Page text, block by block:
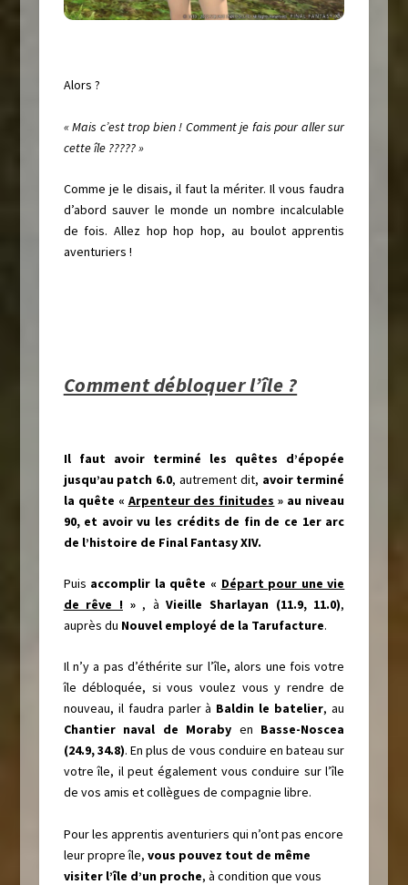
Alors ?
« Mais c’est trop bien ! Comment je fais pour aller sur
cette île ????? »
Comme je le disais, il faut la mériter. Il vous faudra
d’abord sauver le monde un nombre incalculable
de fois. Allez hop hop hop, au boulot apprentis
aventuriers !
Comment débloquer l’île ?
Il faut avoir terminé les quêtes d’épopée
jusqu’au patch 6.0, autrement dit, avoir terminé
la quête « Arpenteur des finitudes » au niveau
90, et avoir vu les crédits de fin de ce 1er arc
de l’histoire de Final Fantasy XIV.
Puis accomplir la quête « Départ pour une vie
de rêve !» , àVieille Sharlayan (11.9, 11.0),
auprès du Nouvel employé de la Tarufacture.
Il n’y a pas d’éthérite sur l’île, alors une fois votre
île débloquée, si vous voulez vous y rendre de
nouveau, il faudra parler à Baldin le batelier, au
Chantier naval de Moraby en Basse-Noscea
(24.9, 34.8). En plus de vous conduire en bateau sur
votre île, il peut également vous conduire sur l’île
de vos amis et collègues de compagnie libre.
Pour les apprentis aventuriers qui n’ont pas encore
leur propre île, vous pouvez tout de même
visiter l’île d’un proche, à condition que vous